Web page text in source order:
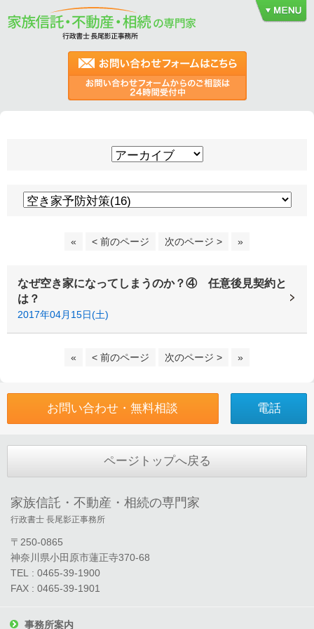
« < 前のページ 次のページ > »
なぜ空き家になってしまうのか？④ 任意後見契約と
は？
2017年04月15日(土)
« < 前のページ 次のページ > »
お問い合わせ・無料相談 電話
ページトップへ戻る
家族信託・不動産・相続の専門家
行政書士 長尾影正事務所
〒250-0865
神奈川県小田原市蓮正寺370-68
TEL : 0465-39-1900
FAX : 0465-39-1901
事務所案内